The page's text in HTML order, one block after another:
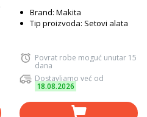
Brand: Makita
Tip proizvoda: Setovi alata
Povrat robe moguć unutar 15
dana
Dostavljamo već od
18.08.2026